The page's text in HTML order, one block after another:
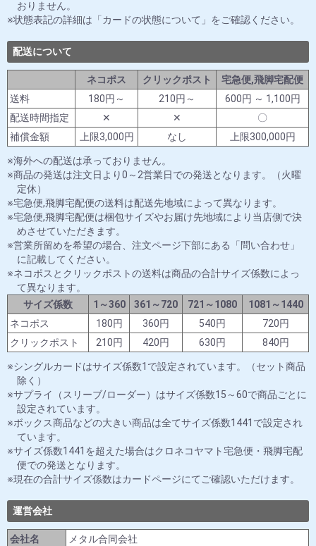
おりません。
状態表記の詳細は「カードの状態について」をご確認ください。
配送について
ネコポス クリックポスト
宅急便,飛脚宅配便
送料
180円～ 210円～
600円 ～ 1,100円
配送時間指定
✕ ✕
〇
補償金額
上限3,000円 なし 上限300,000円
海外への配送は承っておりません。
商品の発送は注文日より0～2営業日での発送となります。（火曜
定休）
宅急便,飛脚宅配便の送料は配送先地域によって異なります。
宅急便,飛脚宅配便は梱包サイズやお届け先地域により当店側で決
めさせていただきます。
営業所留めを希望の場合、注文ページ下部にある「問い合わせ」
に記載してください。
ネコポスとクリックポストの送料は商品の合計サイズ係数によっ
て異なります。
サイズ係数
1～360 361～720 721～1080
1081～1440
ネコポス
180円 360円 540円
720円
クリックポスト
210円 420円 630円 840円
シングルカードはサイズ係数1で設定されています。（セット商品
除く）
サプライ（スリーブ/ローダー）はサイズ係数15～60で商品ごとに
設定されています。
ボックス商品などの大きい商品は全てサイズ係数1441で設定され
ています。
サイズ係数1441を超えた場合はクロネコヤマト宅急便・飛脚宅配
便での発送となります。
現在の合計サイズ係数はカードページにてご確認いただけます。
運営会社
会社名 メタル合同会社